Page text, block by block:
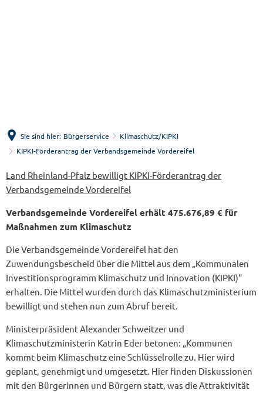
Sie sind hier: Bürgerservice
Klimaschutz/KIPKI
KIPKI-Förderantrag der Verbandsgemeinde Vordereifel
KIPKI-
Förderantrag
der
Vordereifel
Land Rheinland-Pfalz bewilligt KIPKI-Förderantrag der
Verbandsgemeinde Vordereifel
Verbandsgemeinde Vordereifel erhält 475.676,89 € für
Maßnahmen zum Klimaschutz
Die Verbandsgemeinde Vordereifel hat den
Zuwendungsbescheid über die Mittel aus dem „Kommunalen
Investitionsprogramm Klimaschutz und Innovation (KIPKI)“
erhalten. Die Mittel wurden durch das Klimaschutzministerium
bewilligt und stehen nun zum Abruf bereit.
Ministerpräsident Alexander Schweitzer und
Klimaschutzministerin Katrin Eder betonen: „Kommunen
kommt beim Klimaschutz eine Schlüsselrolle zu. Hier wird
geplant, genehmigt und umgesetzt. Hier finden Diskussionen
mit den Bürgerinnen und Bürgern statt, was die Attraktivität